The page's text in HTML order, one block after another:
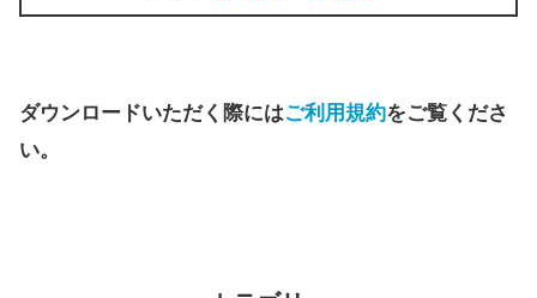
ダウンロードいただく際にはご利用規約をご覧くださ
い。